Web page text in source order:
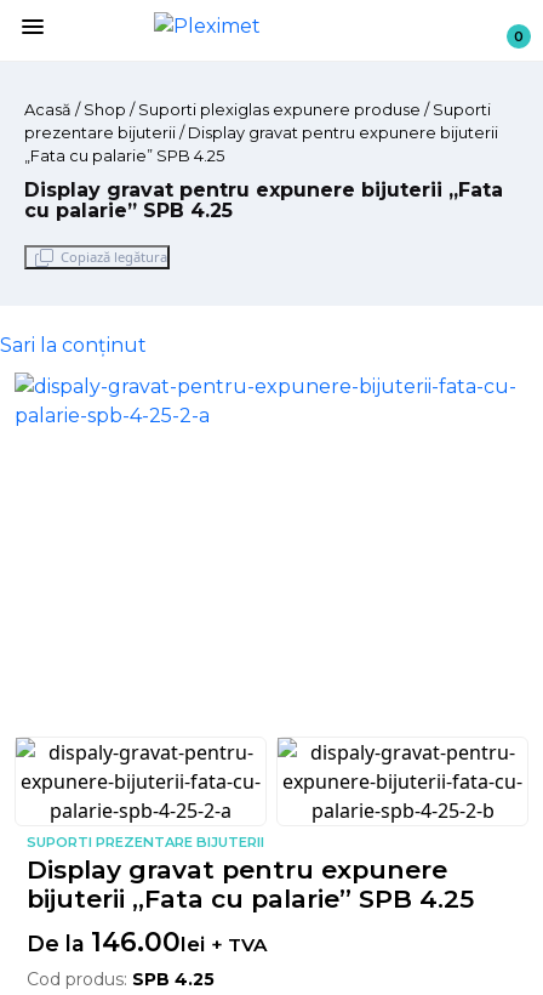
menu 0
Acasă / Shop / Suporti plexiglas expunere produse / Suporti
prezentare bijuterii / Display gravat pentru expunere bijuterii
„Fata cu palarie” SPB 4.25
Display gravat pentru expunere bijuterii „Fata
cu palarie” SPB 4.25
Copiază legătura
Sari la conținut
SUPORTI PREZENTARE BIJUTERII
Display gravat pentru expunere
bijuterii „Fata cu palarie” SPB 4.25
De la 146.00lei + TVA
Cod produs: SPB 4.25